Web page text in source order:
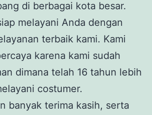
di berbagai kota besar.
melayani Anda dengan
terbaik kami. Kami
karena kami sudah
dimana telah 16 tahun lebih
costumer.
banyak terima kasih, serta